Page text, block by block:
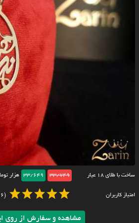
ساخت با طلای ۱۸ عیار 33/749
33/649 هزار
امتیاز کاربران (916)
مشاهده و سفارش از روی